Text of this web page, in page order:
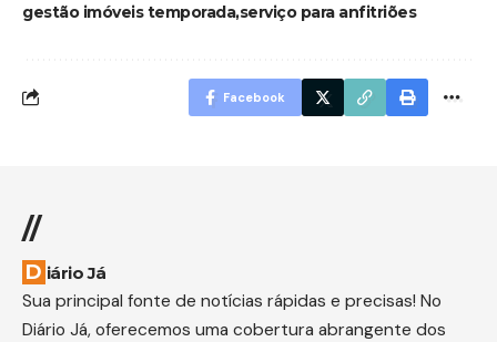
gestão imóveis temporadaserviço para anfitriões
Facebook
//
Diário Já
Sua principal fonte de notícias rápidas e precisas! No
Diário Já, oferecemos uma cobertura abrangente dos